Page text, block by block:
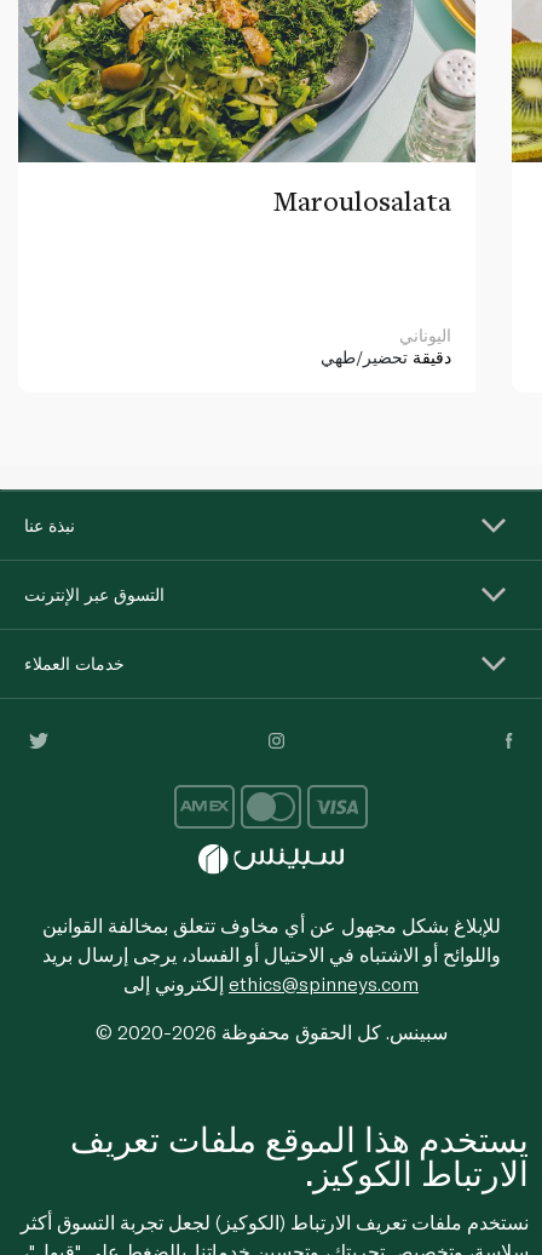
Maroulosalata
اليوناني
دقيقة تحضير/طهي
نبذة عنا
التسوق عبر الإنترنت
خدمات العملاء
للإبلاغ بشكل مجهول عن أي مخاوف تتعلق بمخالفة القوانين
واللوائح أو الاشتباه في الاحتيال أو الفساد، يرجى إرسال بريد
ethics@spinneys.com
© 2020-2026 سبينس. كل الحقوق محفوظة
يستخدم هذا الموقع ملفات تعريف
الارتباط الكوكيز.
نستخدم ملفات تعريف الارتباط (الكوكيز) لجعل تجربة التسوق أكثر